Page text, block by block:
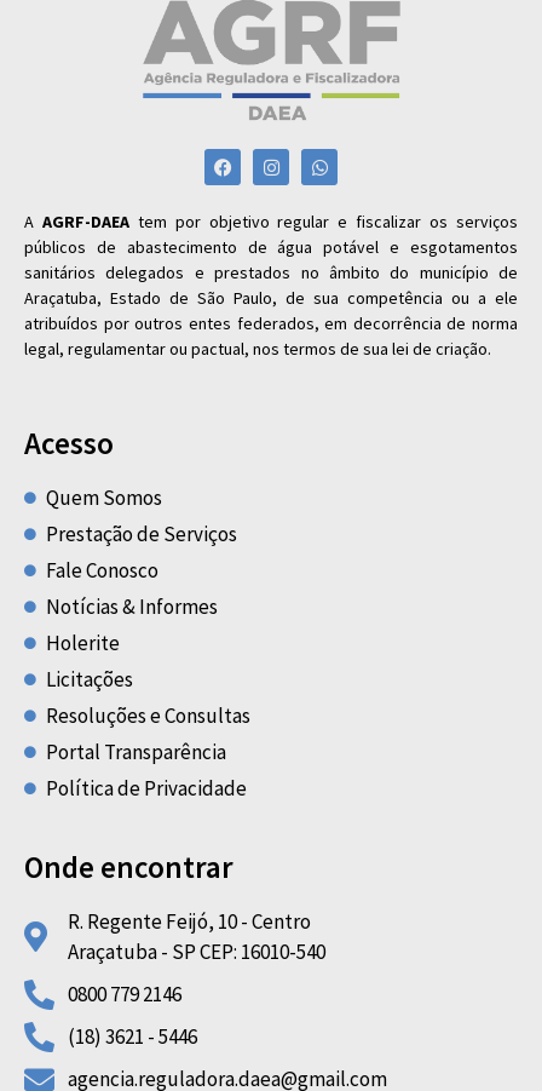
A AGRF-DAEAtem por objetivo regular e fiscalizar os serviços
públicos de abastecimento de água potável e esgotamentos
sanitários delegados e prestados no âmbito do município de
Araçatuba, Estado de São Paulo, de sua competência ou a ele
atribuídos por outros entes federados, em decorrência de norma
legal, regulamentar ou pactual, nos termos de sua lei de criação.
Acesso
Quem Somos
Prestação de Serviços
Fale Conosco
Notícias & Informes
Holerite
Licitações
Resoluções e Consultas
Portal Transparência
Política de Privacidade
Onde encontrar
R. Regente Feijó, 10 - Centro
Araçatuba - SP CEP: 16010-540
0800 779 2146
(18) 3621 - 5446
agencia.reguladora.daea@gmail.com